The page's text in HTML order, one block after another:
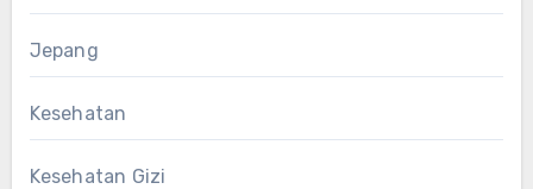
Jepang
Kesehatan
Kesehatan Gizi